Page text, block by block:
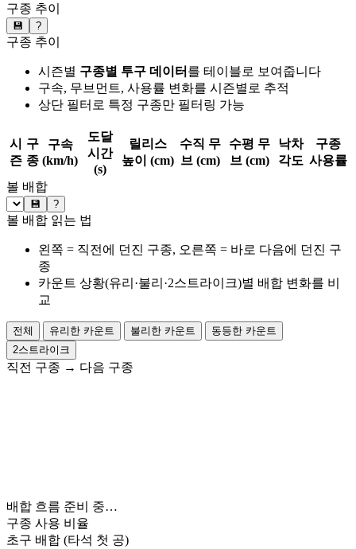
구종 추이
💾 ?
구종 추이
시즌별 구종별 투구 데이터 를 테이블로 보여줍니다
구속, 무브먼트, 사용률 변화를 시즌별로 추적
상단 필터로 특정 구종만 필터링 가능
시
즌
구
종
구속
(km/h)
도달
시간
(s)
릴리스
높이 (cm)
수직 무
브 (cm)
수평 무
브 (cm)
낙차
각도
구종
사용률
볼 배합
💾 ?
볼 배합 읽는 법
왼쪽 = 직전에 던진 구종, 오른쪽 = 바로 다음에 던진 구
종
카운트 상황(유리·불리·2스트라이크)별 배합 변화를 비
교
전체 유리한 카운트 불리한 카운트
동등한 카운트
2스트라이크
직전 구종 → 다음 구종
배합 흐름 준비 중…
구종 사용 비율
초구 배합 (타석 첫 공)